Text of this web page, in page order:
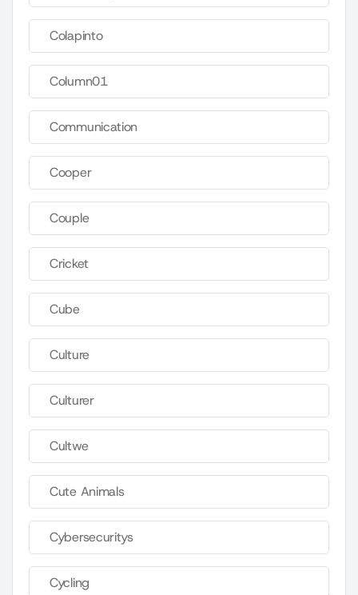
Colapinto
Column01
Communication
Cooper
Couple
Cricket
Cube
Culture
Culturer
Cultwe
Cute Animals
Cybersecuritys
Cycling